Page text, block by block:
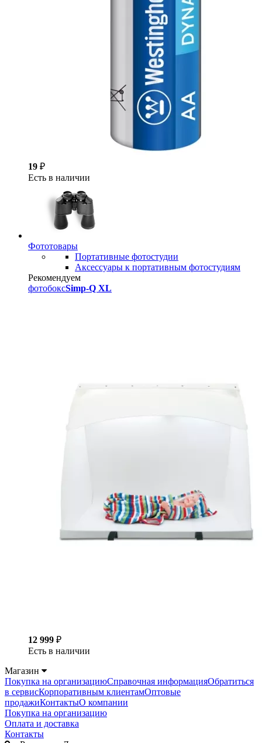
19 ₽
Есть в наличии
Фототовары
Портативные фотостудии
Аксессуары к портативным фотостудиям
Рекомендуем
фотобоксSimp-Q XL
12 999 ₽
Есть в наличии
Магазин
Покупка на организациюСправочная информацияОбратиться
в сервисКорпоративным клиентамОптовые
продажиКонтактыО компании
Покупка на организацию
Оплата и доставка
Контакты